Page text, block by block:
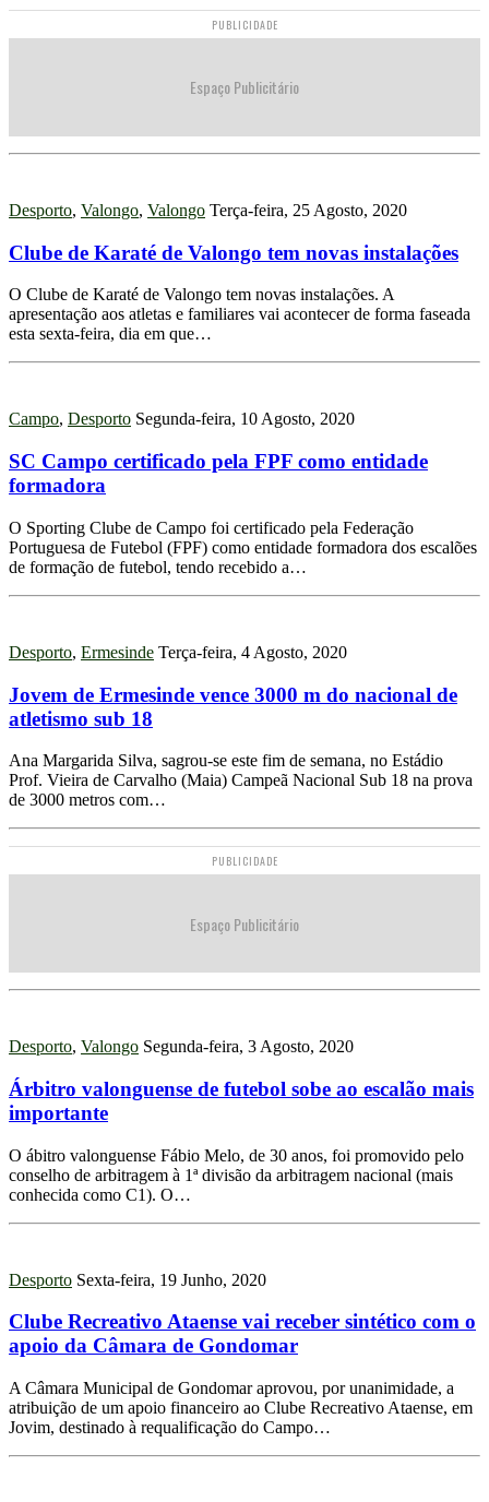
PUBLICIDADE
Espaço Publicitário
Desporto, Valongo, Valongo Terça-feira, 25 Agosto, 2020
Clube de Karaté de Valongo tem novas instalações
O Clube de Karaté de Valongo tem novas instalações. A
apresentação aos atletas e familiares vai acontecer de forma faseada
esta sexta-feira, dia em que…
Campo, Desporto Segunda-feira, 10 Agosto, 2020
SC Campo certificado pela FPF como entidade
formadora
O Sporting Clube de Campo foi certificado pela Federação
Portuguesa de Futebol (FPF) como entidade formadora dos escalões
de formação de futebol, tendo recebido a…
Desporto, Ermesinde Terça-feira, 4 Agosto, 2020
Jovem de Ermesinde vence 3000 m do nacional de
atletismo sub 18
Ana Margarida Silva, sagrou-se este fim de semana, no Estádio
Prof. Vieira de Carvalho (Maia) Campeã Nacional Sub 18 na prova
de 3000 metros com…
PUBLICIDADE
Espaço Publicitário
Desporto, Valongo Segunda-feira, 3 Agosto, 2020
Árbitro valonguense de futebol sobe ao escalão mais
importante
O ábitro valonguense Fábio Melo, de 30 anos, foi promovido pelo
conselho de arbitragem à 1ª divisão da arbitragem nacional (mais
conhecida como C1). O…
Desporto Sexta-feira, 19 Junho, 2020
Clube Recreativo Ataense vai receber sintético com o
apoio da Câmara de Gondomar
A Câmara Municipal de Gondomar aprovou, por unanimidade, a
atribuição de um apoio financeiro ao Clube Recreativo Ataense, em
Jovim, destinado à requalificação do Campo…